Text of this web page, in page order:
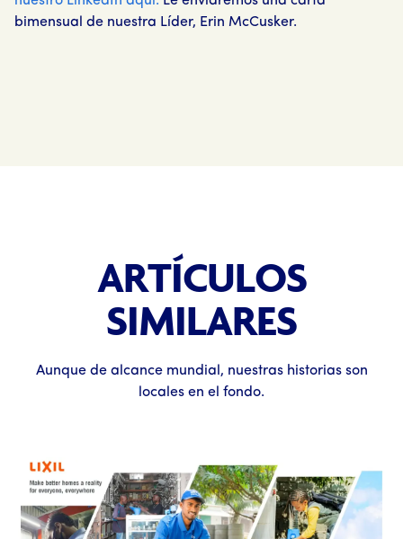
bimensual de nuestra Líder, Erin McCusker.
ARTÍCULOS
SIMILARES
Aunque de alcance mundial, nuestras historias son
locales en el fondo.